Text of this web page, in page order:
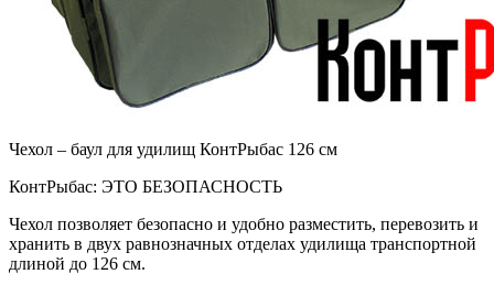
Чехол – баул для удилищ КонтРыбас 126 см
КонтРыбас: ЭТО БЕЗОПАСНОСТЬ
Чехол позволяет безопасно и удобно разместить, перевозить и
хранить в двух равнозначных отделах удилища транспортной
длиной до 126 см.